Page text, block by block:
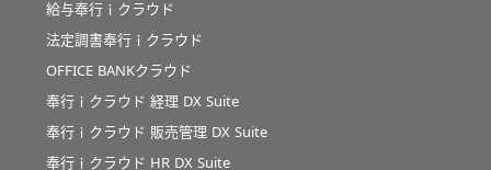
給与奉行ｉクラウド
法定調書奉行ｉクラウド
OFFICE BANKクラウド
奉行ｉクラウド 経理 DX Suite
奉行ｉクラウド 販売管理 DX Suite
奉行ｉクラウド HR DX Suite